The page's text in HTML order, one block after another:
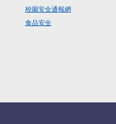
校園安全通報網
食品安全